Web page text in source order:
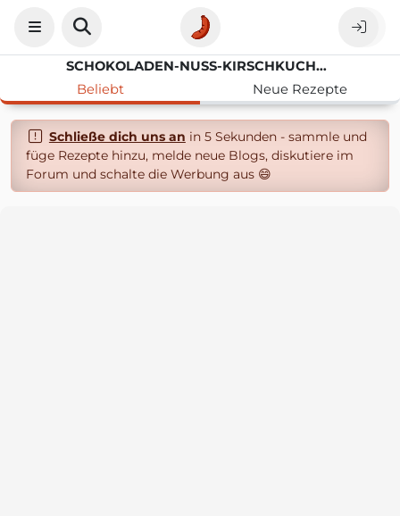
SCHOKOLADEN-NUSS-KIRSCHKUCHEN
Beliebt
Neue Rezepte
Schließe dich uns an in 5 Sekunden - sammle und
füge Rezepte hinzu, melde neue Blogs, diskutiere im
Forum und schalte die Werbung aus 😄